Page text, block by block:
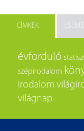
CÍMKÉK
évforduló
szépirodalom
irodalom
világnap